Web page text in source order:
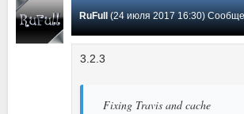
RuFull (24 июля 2017 16:30) Сообщение #5
3.2.3
Fixing Travis and cache